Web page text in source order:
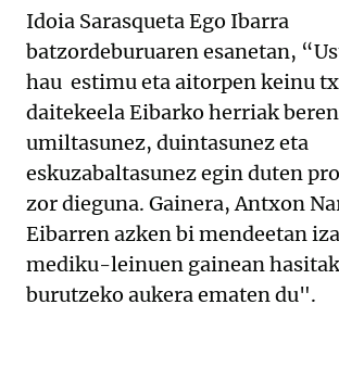
Idoia Sarasqueta Ego Ibarra
batzordeburuaren esanetan,
hau estimu eta aitorpen keinu
daitekeela Eibarko herriak
umiltasunez, duintasunez eta
eskuzabaltasunez egin duten
zor dieguna. Gainera, Antxon
Eibarren azken bi mendeetan
mediku-leinuen gainean
burutzeko aukera ematen du".